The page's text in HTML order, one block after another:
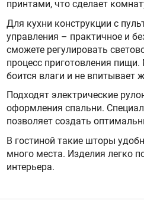
принтами, что сделает
Для кухни конструкции с
управления – практичное и
сможете регулировать
процесс приготовления
боится влаги и не впитывает
Подходят электрические
оформления спальни.
позволяет создать
В гостиной такие шторы
много места. Изделия легко
интерьера.